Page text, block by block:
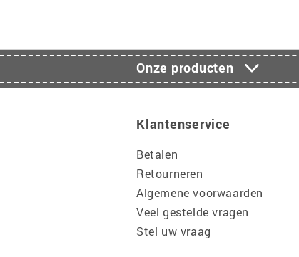
Onze producten
Klantenservice
Betalen
Retourneren
Algemene voorwaarden
Veel gestelde vragen
Stel uw vraag